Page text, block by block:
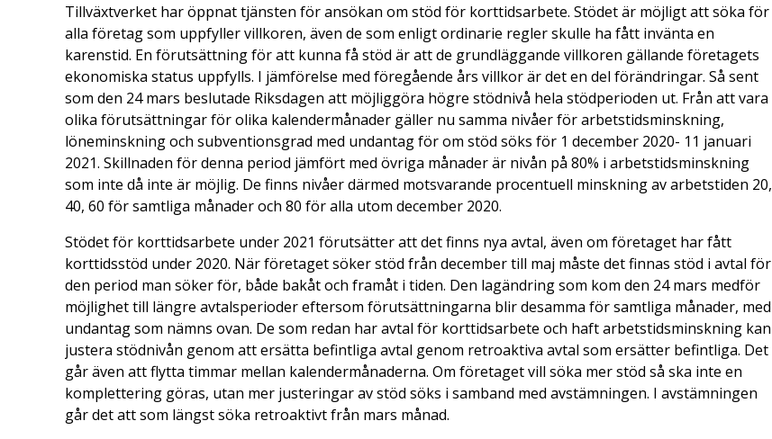
Tillväxtverket har öppnat tjänsten för ansökan om stöd för korttidsarbete. Stödet är möjligt att söka för
alla företag som uppfyller villkoren, även de som enligt ordinarie regler skulle ha fått invänta en
karenstid. En förutsättning för att kunna få stöd är att de grundläggande villkoren gällande företagets
ekonomiska status uppfylls. I jämförelse med föregående års villkor är det en del förändringar. Så sent
som den 24 mars beslutade Riksdagen att möjliggöra högre stödnivå hela stödperioden ut. Från att vara
olika förutsättningar för olika kalendermånader gäller nu samma nivåer för arbetstidsminskning,
löneminskning och subventionsgrad med undantag för om stöd söks för 1 december 2020- 11 januari
2021. Skillnaden för denna period jämfört med övriga månader är nivån på 80% i arbetstidsminskning
som inte då inte är möjlig. De finns nivåer därmed motsvarande procentuell minskning av arbetstiden 20,
40, 60 för samtliga månader och 80 för alla utom december 2020.
Stödet för korttidsarbete under 2021 förutsätter att det finns nya avtal, även om företaget har fått
korttidsstöd under 2020. När företaget söker stöd från december till maj måste det finnas stöd i avtal för
den period man söker för, både bakåt och framåt i tiden. Den lagändring som kom den 24 mars medför
möjlighet till längre avtalsperioder eftersom förutsättningarna blir desamma för samtliga månader, med
undantag som nämns ovan. De som redan har avtal för korttidsarbete och haft arbetstidsminskning kan
justera stödnivån genom att ersätta befintliga avtal genom retroaktiva avtal som ersätter befintliga. Det
går även att flytta timmar mellan kalendermånaderna. Om företaget vill söka mer stöd så ska inte en
komplettering göras, utan mer justeringar av stöd söks i samband med avstämningen. I avstämningen
går det att som längst söka retroaktivt från mars månad.